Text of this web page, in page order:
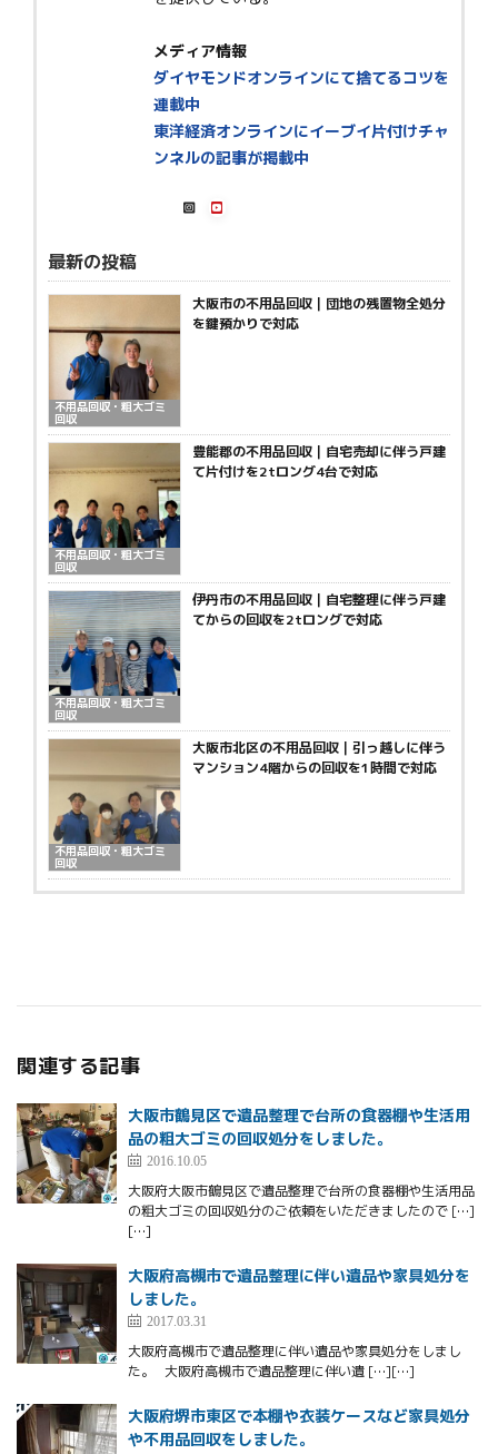
メディア情報
ダイヤモンドオンラインにて捨てるコツを
連載中
東洋経済オンラインにイーブイ片付けチャ
ンネルの記事が掲載中
最新の投稿
不用品回収・粗大ゴミ
回収
大阪市の不用品回収｜団地の残置物全処分
を鍵預かりで対応
不用品回収・粗大ゴミ
回収
豊能郡の不用品回収｜自宅売却に伴う戸建
て片付けを2tロング4台で対応
不用品回収・粗大ゴミ
回収
伊丹市の不用品回収｜自宅整理に伴う戸建
てからの回収を2tロングで対応
不用品回収・粗大ゴミ
回収
大阪市北区の不用品回収｜引っ越しに伴う
マンション4階からの回収を1時間で対応
関連する記事
大阪市鶴見区で遺品整理で台所の食器棚や生活用
品の粗大ゴミの回収処分をしました。
2016.10.05
大阪府大阪市鶴見区で遺品整理で台所の食器棚や生活用品
の粗大ゴミの回収処分のご依頼をいただきましたので […]
[…]
大阪府高槻市で遺品整理に伴い遺品や家具処分を
しました。
2017.03.31
大阪府高槻市で遺品整理に伴い遺品や家具処分をしまし
た。 大阪府高槻市で遺品整理に伴い遺 […][…]
大阪府堺市東区で本棚や衣装ケースなど家具処分
や不用品回収をしました。